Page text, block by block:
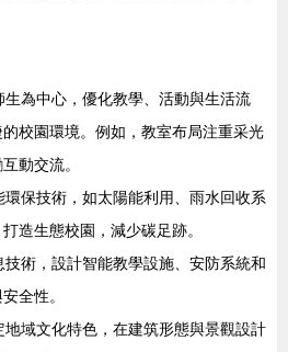
生為中心，優化教學、活動與生活流
校園環境。例如，教室布局注重采光
動交流。
環保技術，如太陽能利用、雨水回收系
造生態校園，減少碳足跡。
技術，設計智能教學設施、安防系統和
全性。
地域文化特色，在建筑形態與景觀設計